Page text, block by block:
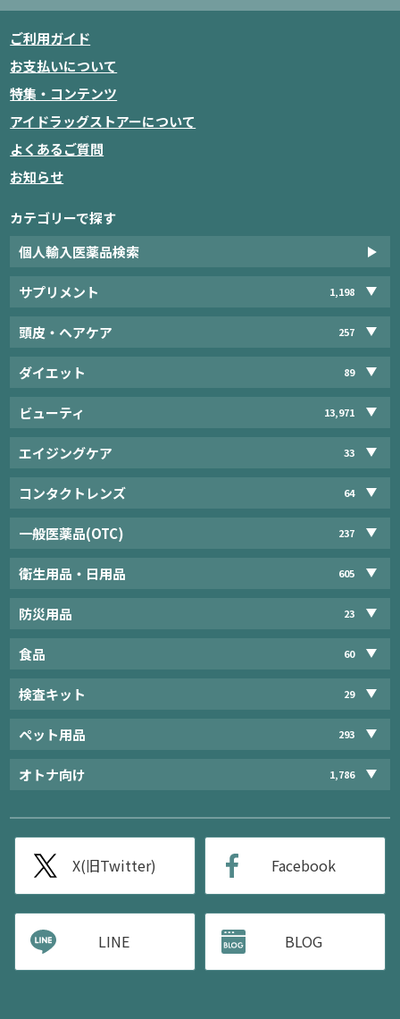
ご利用ガイド
お支払いについて
特集・コンテンツ
アイドラッグストアーについて
よくあるご質問
お知らせ
カテゴリーで探す
個人輸入医薬品検索
サプリメント 1,198
頭皮・ヘアケア 257
ダイエット 89
ビューティ 13,971
エイジングケア 33
コンタクトレンズ 64
一般医薬品(OTC) 237
衛生用品・日用品 605
防災用品 23
食品 60
検査キット 29
ペット用品 293
オトナ向け 1,786
X(旧Twitter) Facebook
LINE BLOG